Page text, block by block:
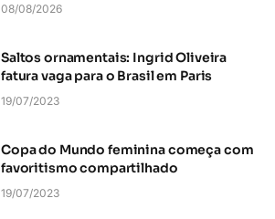
08/08/2026
Saltos ornamentais: Ingrid Oliveira
fatura vaga para o Brasil em Paris
19/07/2023
Copa do Mundo feminina começa com
favoritismo compartilhado
19/07/2023